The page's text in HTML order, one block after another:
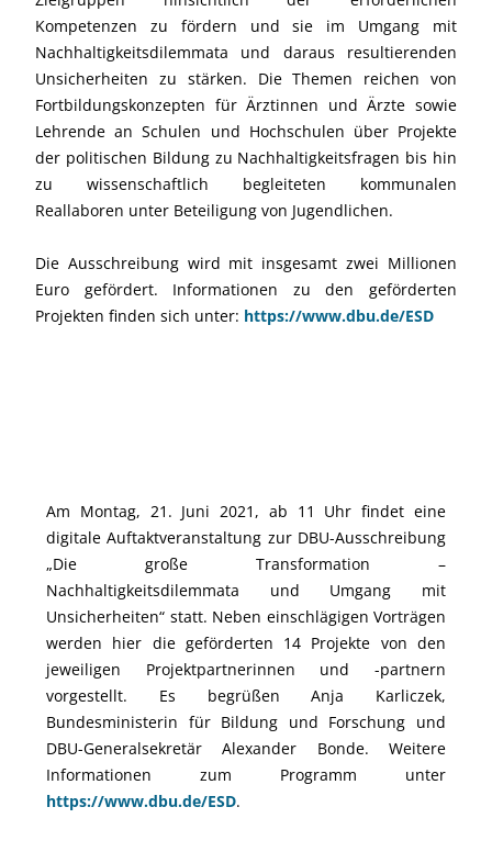
Kompetenzen zu fördern und sie im Umgang mit
Nachhaltigkeitsdilemmata und daraus resultierenden
Unsicherheiten zu stärken. Die Themen reichen von
Fortbildungskonzepten für Ärztinnen und Ärzte sowie
Lehrende an Schulen und Hochschulen über Projekte
der politischen Bildung zu Nachhaltigkeitsfragen bis hin
zu wissenschaftlich begleiteten kommunalen
Reallaboren unter Beteiligung von Jugendlichen.
Die Ausschreibung wird mit insgesamt zwei Millionen
Euro gefördert. Informationen zu den geförderten
Projekten finden sich unter: https://www.dbu.de/ESD
Am Montag, 21. Juni 2021, ab 11 Uhr findet eine
digitale Auftaktveranstaltung zur DBU-Ausschreibung
„Die große Transformation –
Nachhaltigkeitsdilemmata und Umgang mit
Unsicherheiten“ statt. Neben einschlägigen Vorträgen
werden hier die geförderten 14 Projekte von den
jeweiligen Projektpartnerinnen und -partnern
vorgestellt. Es begrüßen Anja Karliczek,
Bundesministerin für Bildung und Forschung und
DBU-Generalsekretär Alexander Bonde. Weitere
Informationen zum Programm unter
https://www.dbu.de/ESD.